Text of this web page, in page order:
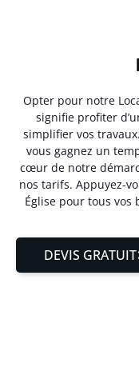
Opter pour notre
signifie profiter
simplifier vos
vous gagnez un
cœur de notre
nos tarifs. Appuyez-
Église pour tous vos
DEVIS GRATUIT